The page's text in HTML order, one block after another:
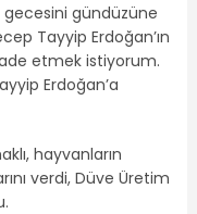
gecesini gündüzüne
Tayyip Erdoğan’ın
etmek istiyorum.
Erdoğan’a
hayvanların
verdi, Düve Üretim